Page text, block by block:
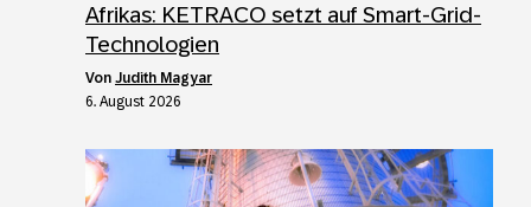
Afrikas: KETRACO setzt auf Smart-Grid-
Technologien
von Judith Magyar
6. August 2026